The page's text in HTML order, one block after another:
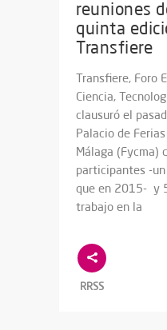
reuniones
quinta
Transfiere
Transfiere, Foro
Ciencia,
clausuró el
Palacio de
Málaga (Fycma)
participantes -
que en 2015- y
trabajo en la
RRSS